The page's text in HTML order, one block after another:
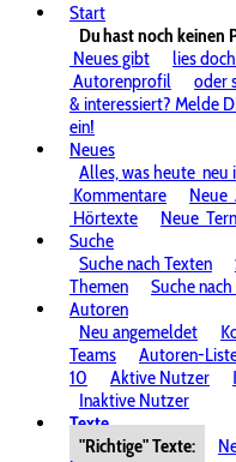
Start
Du hast noch keinen
Neues gibt
lies
Autorenprofil
oder
& interessiert? Melde
ein!
Neues
Alles, was heute neu
Kommentare
Neue
Hörtexte
Neue
Suche
Suche nach Texten
Themen
Suche
Autoren
Neu angemeldet
Teams
Autoren-
10
Aktive Nutzer
Inaktive Nutzer
Texte
"Richtige" Texte: